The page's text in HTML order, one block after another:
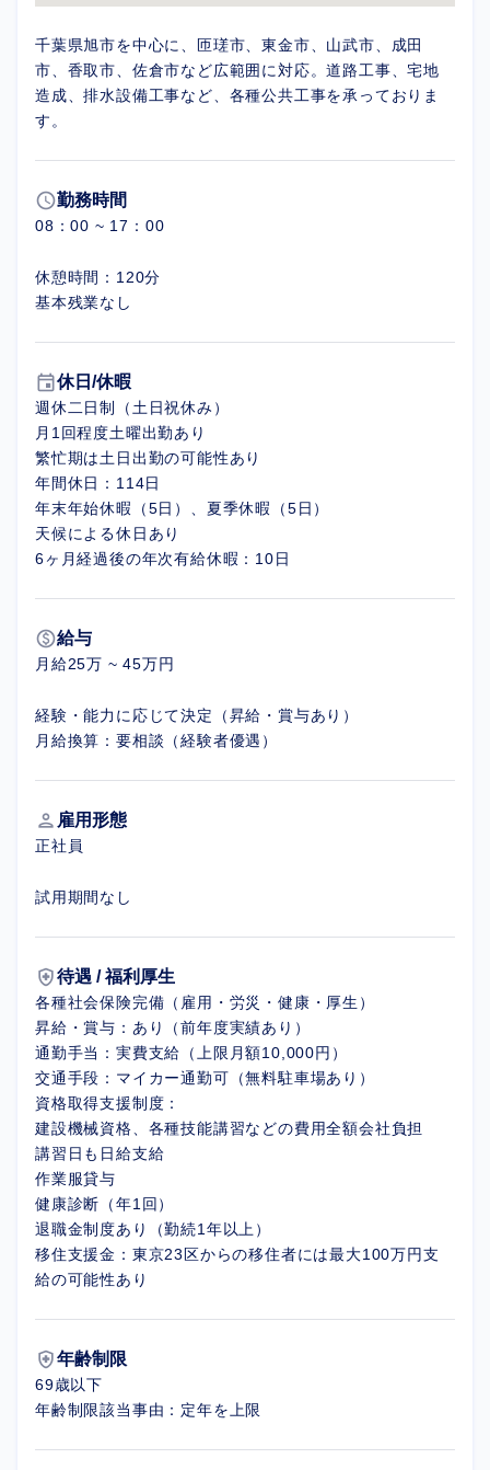
千葉県旭市を中心に、匝瑳市、東金市、山武市、成田
市、香取市、佐倉市など広範囲に対応。道路工事、宅地
造成、排水設備工事など、各種公共工事を承っておりま
す。
schedule勤務時間
08：00 ~ 17：00
休憩時間：120分
基本残業なし
event休日/休暇
週休二日制（土日祝休み）
月1回程度土曜出勤あり
繁忙期は土日出勤の可能性あり
年間休日：114日
年末年始休暇（5日）、夏季休暇（5日）
天候による休日あり
6ヶ月経過後の年次有給休暇：10日
paid給与
月給25万 ~ 45万円
経験・能力に応じて決定（昇給・賞与あり）
月給換算：要相談（経験者優遇）
person 雇用形態
正社員
試用期間なし
health_and_safety待遇 / 福利厚生
各種社会保険完備（雇用・労災・健康・厚生）
昇給・賞与：あり（前年度実績あり）
通勤手当：実費支給（上限月額10,000円）
交通手段：マイカー通勤可（無料駐車場あり）
資格取得支援制度：
建設機械資格、各種技能講習などの費用全額会社負担
講習日も日給支給
作業服貸与
健康診断（年1回）
退職金制度あり（勤続1年以上）
移住支援金：東京23区からの移住者には最大100万円支
給の可能性あり
health_and_safety年齢制限
69歳以下
年齢制限該当事由：定年を上限